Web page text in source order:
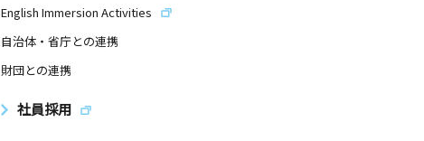
English Immersion Activities
自治体・省庁との連携
財団との連携
社員採用